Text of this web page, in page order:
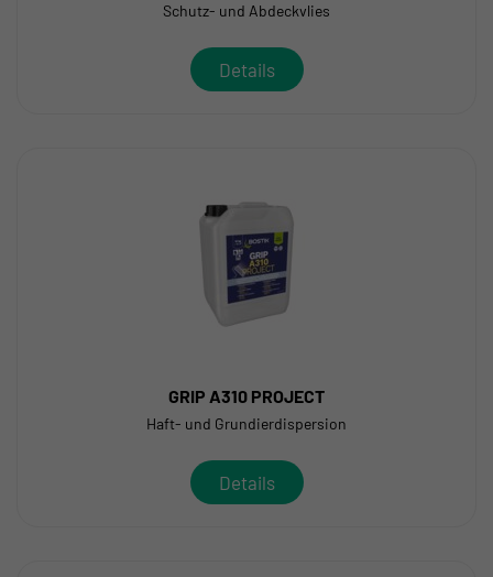
Schutz- und Abdeckvlies
Details
GRIP A310 PROJECT
Haft- und Grundierdispersion
Details